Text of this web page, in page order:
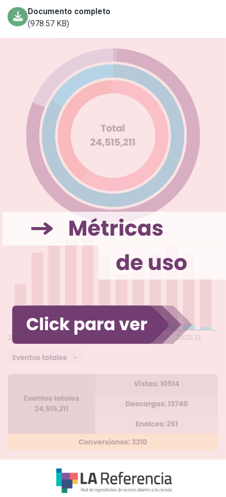
Documento completo
(978.57 KB)